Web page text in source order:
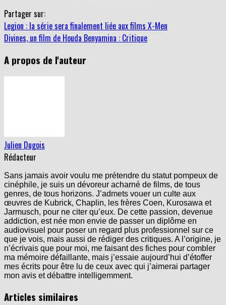
Partager sur:
Legion : la série sera finalement liée aux films X-Men
Divines, un film de Houda Benyamina : Critique
A propos de l'auteur
Julien Dugois
Rédacteur
Sans jamais avoir voulu me prétendre du statut pompeux de
cinéphile, je suis un dévoreur acharné de films, de tous
genres, de tous horizons. J’admets vouer un culte aux
œuvres de Kubrick, Chaplin, les frères Coen, Kurosawa et
Jarmusch, pour ne citer qu’eux. De cette passion, devenue
addiction, est née mon envie de passer un diplôme en
audiovisuel pour poser un regard plus professionnel sur ce
que je vois, mais aussi de rédiger des critiques. A l’origine, je
n’écrivais que pour moi, me faisant des fiches pour combler
ma mémoire défaillante, mais j’essaie aujourd’hui d’étoffer
mes écrits pour être lu de ceux avec qui j’aimerai partager
mon avis et débattre intelligemment.
Articles similaires